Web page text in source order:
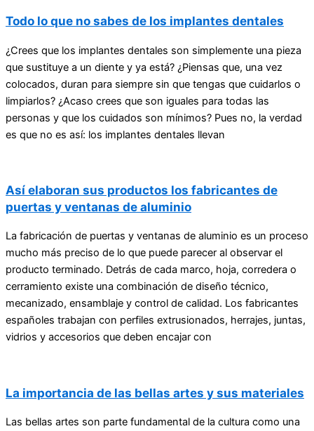
Todo lo que no sabes de los implantes dentales
¿Crees que los implantes dentales son simplemente una pieza
que sustituye a un diente y ya está? ¿Piensas que, una vez
colocados, duran para siempre sin que tengas que cuidarlos o
limpiarlos? ¿Acaso crees que son iguales para todas las
personas y que los cuidados son mínimos? Pues no, la verdad
es que no es así: los implantes dentales llevan
Así elaboran sus productos los fabricantes de
puertas y ventanas de aluminio
La fabricación de puertas y ventanas de aluminio es un proceso
mucho más preciso de lo que puede parecer al observar el
producto terminado. Detrás de cada marco, hoja, corredera o
cerramiento existe una combinación de diseño técnico,
mecanizado, ensamblaje y control de calidad. Los fabricantes
españoles trabajan con perfiles extrusionados, herrajes, juntas,
vidrios y accesorios que deben encajar con
La importancia de las bellas artes y sus materiales
Las bellas artes son parte fundamental de la cultura como una